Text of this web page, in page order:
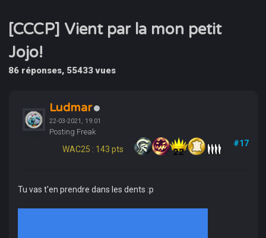
[CCCP] Vient par la mon petit
Jojo!
86 réponses, 55433 vues
Ludmar
22-03-2021, 19:01
Posting Freak
WAC25 : 143 pts
#17
Tu vas t'en prendre dans les dents :p